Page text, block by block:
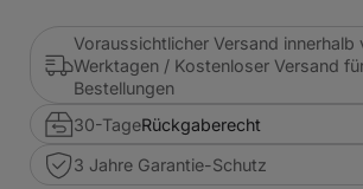
Voraussichtlicher Versand innerhalb
Werktagen / Kostenloser Versand
Bestellungen
30-TageRückgaberecht
3 Jahre Garantie-Schutz